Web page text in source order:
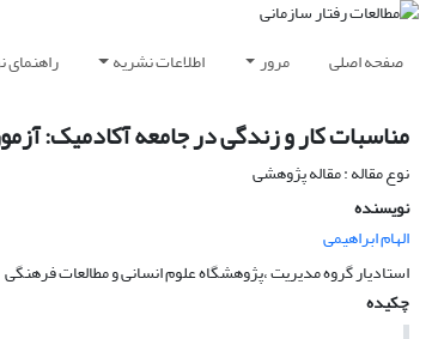
صفحه اصلی مرور اطلاعات نشریه
مناسبات کار و زندگی در جامعه آکادمیک:
نوع مقاله : مقاله پژوهشی
نویسنده
الهام ابراهیمی
استادیار گروه مدیریت ،پژوهشگاه علوم انسانی و مطالعات فرهنگی
چکیده